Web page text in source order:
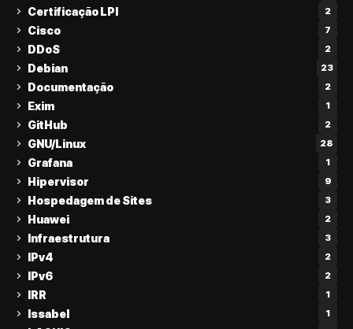
Certificação LPI 2
Cisco 7
DDoS 2
Debian 23
Documentação 2
Exim 1
GitHub 2
GNU/Linux 28
Grafana 1
Hipervisor 9
Hospedagem de Sites 3
Huawei 2
Infraestrutura 3
IPv4 2
IPv6 2
IRR 1
Issabel 1